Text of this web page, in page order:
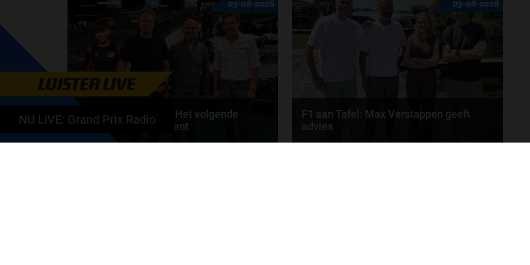
de motorfabrikanten zaten niet op één lijn en...
de redactie van Grand Prix Radio
Verschuur schuiven aan in de nieuwe F1 aan Tafel.
Iedere...
door
05-08-2026
Autosport aan Tafel: Het volgende
Nederlandse racetalent
03-08-2026
F1 aan Tafel: Max Verstappen geeft
advies
LUISTER LIVE
NU LIVE: Grand Prix Radio